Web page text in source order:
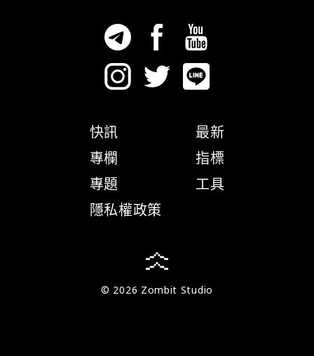
快訊
專欄
專題
隱私權政策
最新
指標
工具
© 2026 Zombit Studio